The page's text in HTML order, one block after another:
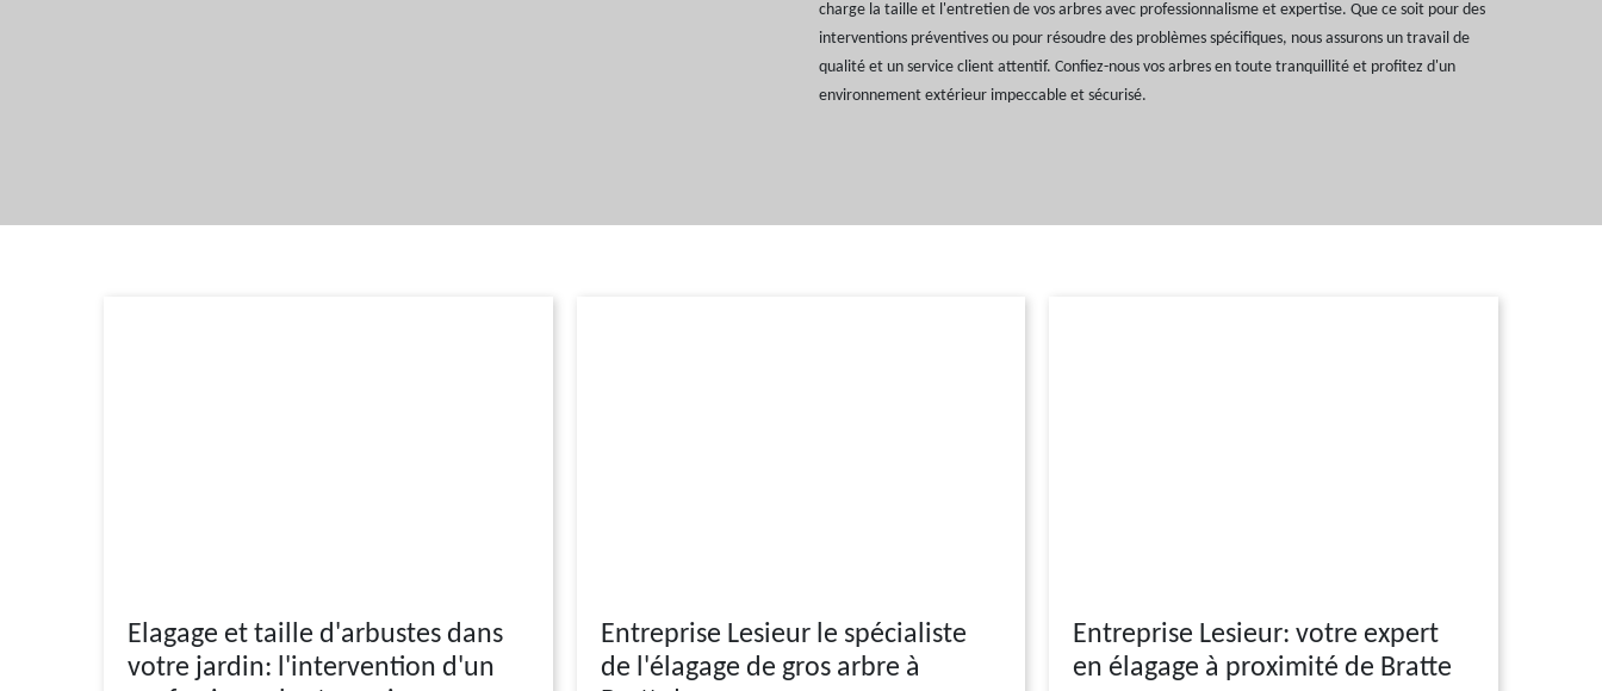
charge la taille et l'entretien de vos arbres avec professionnalisme et expertise. Que ce soit pour des
interventions préventives ou pour résoudre des problèmes spécifiques, nous assurons un travail de
qualité et un service client attentif. Confiez-nous vos arbres en toute tranquillité et profitez d'un
environnement extérieur impeccable et sécurisé.
Elagage et taille d'arbustes dans
votre jardin: l'intervention d'un
Entreprise Lesieur le spécialiste
de l'élagage de gros arbre à
Entreprise Lesieur: votre expert
en élagage à proximité de Bratte